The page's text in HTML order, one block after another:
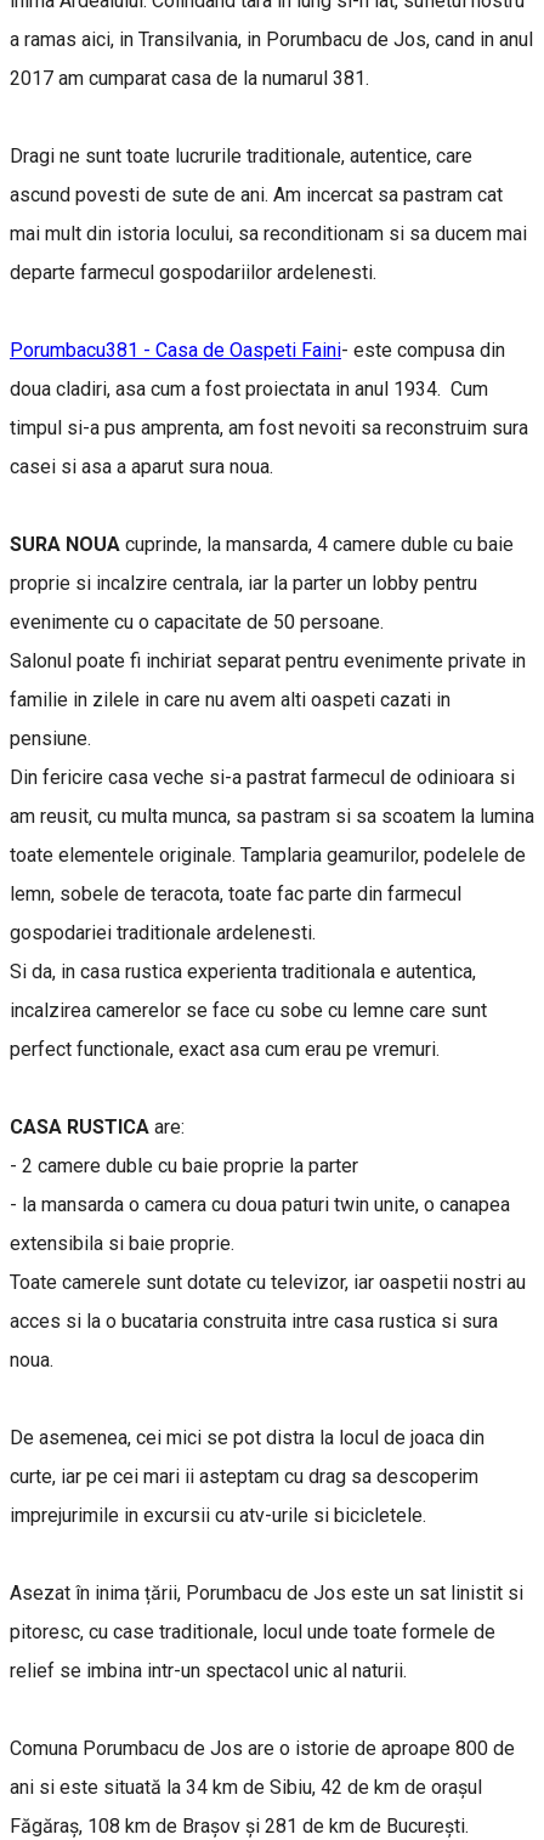
a ramas aici, in Transilvania, in Porumbacu de Jos, cand in anul
2017 am cumparat casa de la numarul 381.
Dragi ne sunt toate lucrurile traditionale, autentice, care
ascund povesti de sute de ani. Am incercat sa pastram cat
mai mult din istoria locului, sa reconditionam si sa ducem mai
departe farmecul gospodariilor ardelenesti.
Porumbacu381 - Casa de Oaspeti Faini- este compusa din
doua cladiri, asa cum a fost proiectata in anul 1934. Cum
timpul si-a pus amprenta, am fost nevoiti sa reconstruim sura
casei si asa a aparut sura noua.
SURA NOUA cuprinde, la mansarda, 4 camere duble cu baie
proprie si incalzire centrala, iar la parter un lobby pentru
evenimente cu o capacitate de 50 persoane.
Salonul poate fi inchiriat separat pentru evenimente private in
familie in zilele in care nu avem alti oaspeti cazati in
pensiune.
Din fericire casa veche si-a pastrat farmecul de odinioara si
am reusit, cu multa munca, sa pastram si sa scoatem la lumina
toate elementele originale. Tamplaria geamurilor, podelele de
lemn, sobele de teracota, toate fac parte din farmecul
gospodariei traditionale ardelenesti.
Si da, in casa rustica experienta traditionala e autentica,
incalzirea camerelor se face cu sobe cu lemne care sunt
perfect functionale, exact asa cum erau pe vremuri.
CASA RUSTICA are:
- 2 camere duble cu baie proprie la parter
- la mansarda o camera cu doua paturi twin unite, o canapea
extensibila si baie proprie.
Toate camerele sunt dotate cu televizor, iar oaspetii nostri au
acces si la o bucataria construita intre casa rustica si sura
noua.
De asemenea, cei mici se pot distra la locul de joaca din
curte, iar pe cei mari ii asteptam cu drag sa descoperim
imprejurimile in excursii cu atv-urile si bicicletele.
Asezat în inima țării, Porumbacu de Jos este un sat linistit si
pitoresc, cu case traditionale, locul unde toate formele de
relief se imbina intr-un spectacol unic al naturii.
Comuna Porumbacu de Jos are o istorie de aproape 800 de
ani si este situată la 34 km de Sibiu, 42 de km de orașul
Făgăraș, 108 km de Brașov și 281 de km de București.